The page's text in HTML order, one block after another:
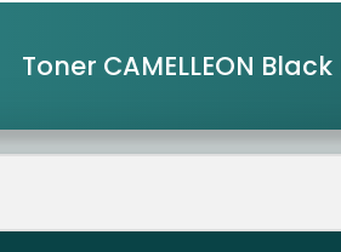
Toner CAMELLEON Black